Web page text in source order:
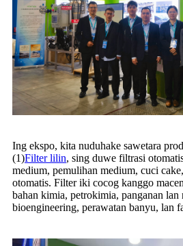
Ing ekspo, kita nuduhake sawetara
(1)Filter lilin, sing duwe filtrasi
medium, pemulihan medium, cuci
otomatis. Filter iki cocog kanggo
bahan kimia, petrokimia, panganan lan
bioengineering, perawatan banyu, lan